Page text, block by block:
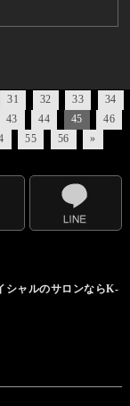
31 32 33
34
43 44 45
46
55 56 »
シャルのサロンならK-